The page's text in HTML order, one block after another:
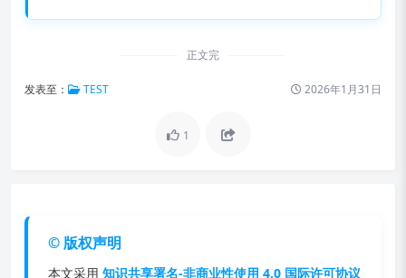
正文完
发表至： TEST 2026年1月31日
1
© 版权声明
本文采用 知识共享署名-非商业性使用 4.0 国际许可协议